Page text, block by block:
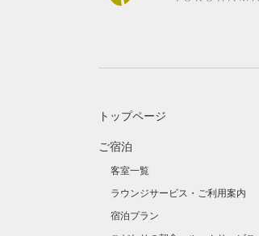
トップページ
ご宿泊
客室一覧
ラウンジサービス・ご利用案内
宿泊プラン